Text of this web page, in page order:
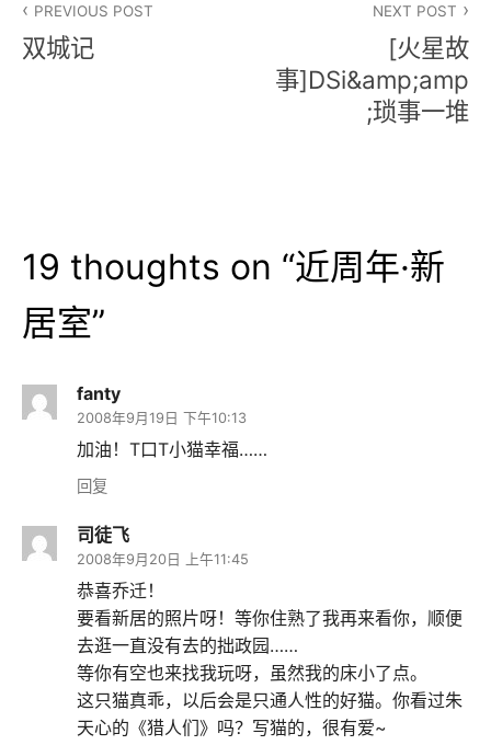
章
PREVIOUS POST
双城记
NEXT POST
[火星故
事]DSi&amp;amp
;琐事一堆
19 thoughts on “近周年·新
居室”
fanty
2008年9月19日 下午10:13
加油！T口T小猫幸福……
回复
司徒飞
2008年9月20日 上午11:45
恭喜乔迁！
要看新居的照片呀！等你住熟了我再来看你，顺便
去逛一直没有去的拙政园……
等你有空也来找我玩呀，虽然我的床小了点。
这只猫真乖，以后会是只通人性的好猫。你看过朱
天心的《猎人们》吗？写猫的，很有爱~